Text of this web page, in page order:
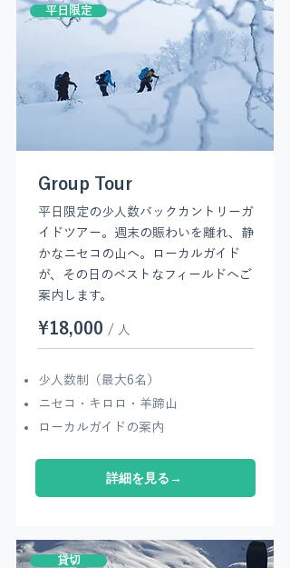
平日限定
Group Tour
平日限定の少人数バックカントリーガ
イドツアー。週末の賑わいを離れ、静
かなニセコの山へ。ローカルガイド
が、その日のベストなフィールドへご
案内します。
¥18,000 / 人
少人数制（最大6名）
​ニセコ・キロロ・羊蹄山
ローカルガイドの案内
詳細を見る→
貸切